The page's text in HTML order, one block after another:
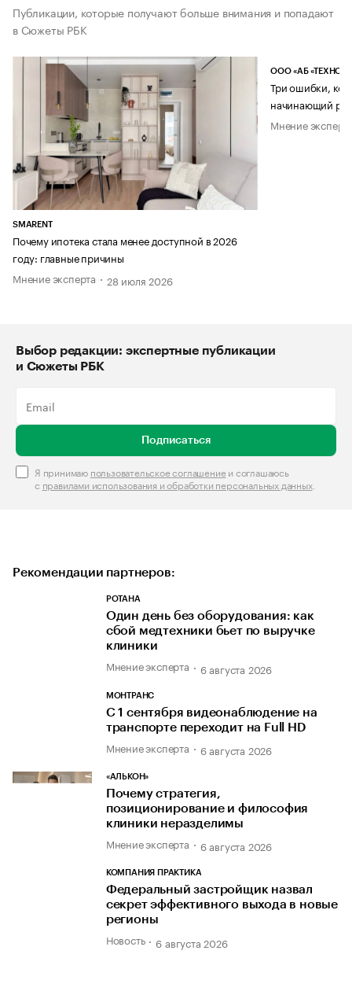
Публикации, которые получают больше внимания и попадают
в Сюжеты РБК
SMARENT
Почему ипотека стала менее доступной в 2026
году: главные причины
Мнение эксперта
28 июля 2026
ООО «АБ
Три ошибки,
начинающий
Мнение
Выбор редакции: экспертные публикации
и Сюжеты РБК
Подписаться
Я принимаю пользовательское соглашениеи соглашаюсь
с правилами использования и обработки персональных данных.
Рекомендации партнеров:
РОТАНА
Один день без оборудования: как
сбой медтехники бьет по выручке
клиники
Мнение эксперта 6 августа 2026
МОНТРАНС
С 1 сентября видеонаблюдение на
транспорте переходит на Full HD
Мнение эксперта 6 августа 2026
«АЛЬКОН»
Почему стратегия,
позиционирование и философия
клиники неразделимы
Мнение эксперта 6 августа 2026
КОМПАНИЯ ПРАКТИКА
Федеральный застройщик назвал
секрет эффективного выхода в новые
регионы
Новость 6 августа 2026